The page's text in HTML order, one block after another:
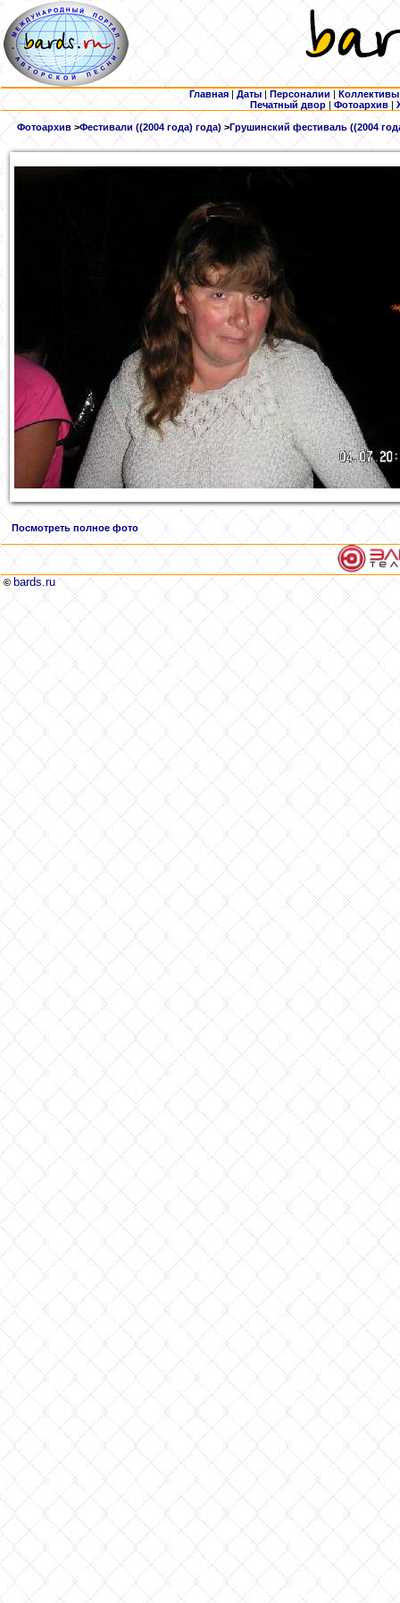
Главная | Даты | Персоналии | Коллективы
Печатный двор |Фотоархив |
Фотоархив >Фестивали ((2004 года) года) >Грушинский фестиваль ((2004
Посмотреть полное фото
© bards.ru